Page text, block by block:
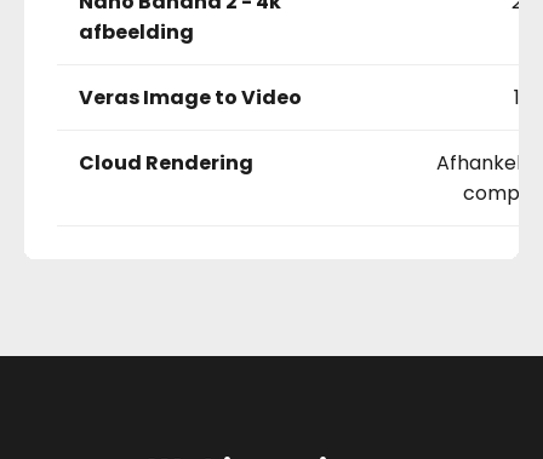
afbeelding
Veras Image to Video 10
Cloud Rendering